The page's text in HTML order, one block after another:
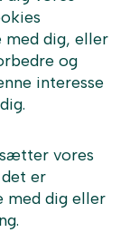
dig, eller
og
interesse
vores
er
med dig eller